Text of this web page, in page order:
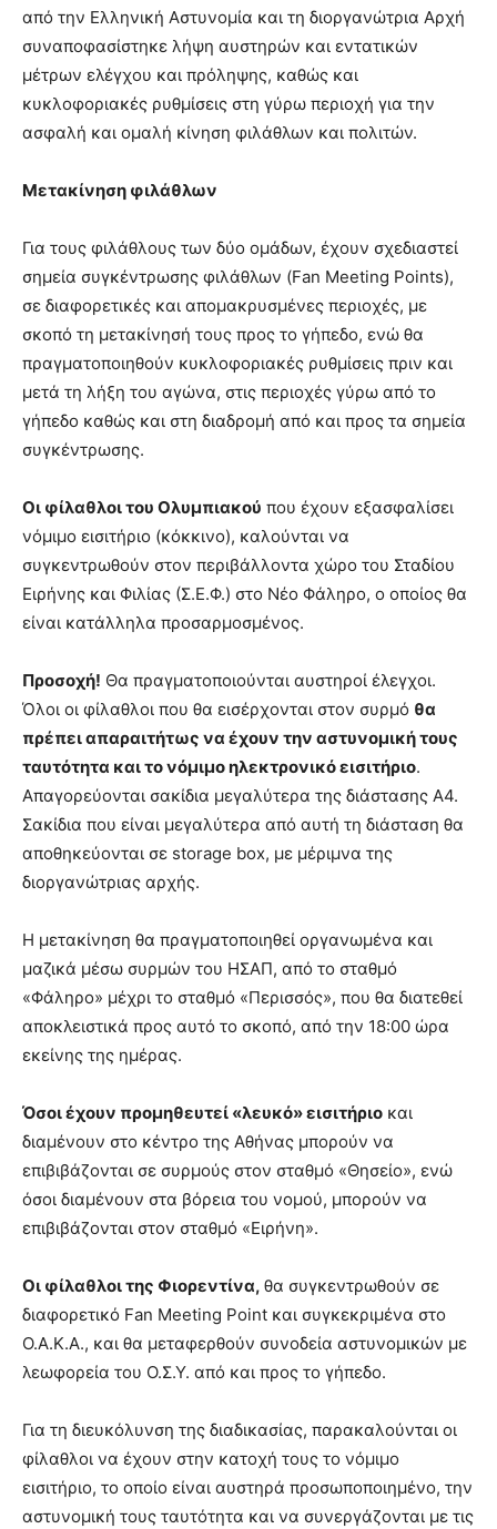
από την Ελληνική Αστυνομία και τη διοργανώτρια Αρχή
συναποφασίστηκε λήψη αυστηρών και εντατικών
μέτρων ελέγχου και πρόληψης, καθώς και
κυκλοφοριακές ρυθμίσεις στη γύρω περιοχή για την
ασφαλή και ομαλή κίνηση φιλάθλων και πολιτών.
Μετακίνηση φιλάθλων
Για τους φιλάθλους των δύο ομάδων, έχουν σχεδιαστεί
σημεία συγκέντρωσης φιλάθλων (Fan Meeting Points),
σε διαφορετικές και απομακρυσμένες περιοχές, με
σκοπό τη μετακίνησή τους προς το γήπεδο, ενώ θα
πραγματοποιηθούν κυκλοφοριακές ρυθμίσεις πριν και
μετά τη λήξη του αγώνα, στις περιοχές γύρω από το
γήπεδο καθώς και στη διαδρομή από και προς τα σημεία
συγκέντρωσης.
Οι φίλαθλοι του Ολυμπιακού που έχουν εξασφαλίσει
νόμιμο εισιτήριο (κόκκινο), καλούνται να
συγκεντρωθούν στον περιβάλλοντα χώρο του Σταδίου
Ειρήνης και Φιλίας (Σ.Ε.Φ.) στο Νέο Φάληρο, ο οποίος θα
είναι κατάλληλα προσαρμοσμένος.
Προσοχή! Θα πραγματοποιούνται αυστηροί έλεγχοι.
Όλοι οι φίλαθλοι που θα εισέρχονται στον συρμό θα
πρέπει απαραιτήτως να έχουν την αστυνομική τους
ταυτότητα και το νόμιμο ηλεκτρονικό εισιτήριο.
Απαγορεύονται σακίδια μεγαλύτερα της διάστασης Α4.
Σακίδια που είναι μεγαλύτερα από αυτή τη διάσταση θα
αποθηκεύονται σε storage box, με μέριμνα της
διοργανώτριας αρχής.
Η μετακίνηση θα πραγματοποιηθεί οργανωμένα και
μαζικά μέσω συρμών του ΗΣΑΠ, από το σταθμό
«Φάληρο» μέχρι το σταθμό «Περισσός», που θα διατεθεί
αποκλειστικά προς αυτό το σκοπό, από την 18:00 ώρα
εκείνης της ημέρας.
Όσοι έχουν προμηθευτεί «λευκό» εισιτήριο και
διαμένουν στο κέντρο της Αθήνας μπορούν να
επιβιβάζονται σε συρμούς στον σταθμό «Θησείο», ενώ
όσοι διαμένουν στα βόρεια του νομού, μπορούν να
επιβιβάζονται στον σταθμό «Ειρήνη».
Οι φίλαθλοι της Φιορεντίνα, θα συγκεντρωθούν σε
διαφορετικό Fan Meeting Point και συγκεκριμένα στο
Ο.Α.Κ.Α., και θα μεταφερθούν συνοδεία αστυνομικών με
λεωφορεία του Ο.Σ.Υ. από και προς το γήπεδο.
Για τη διευκόλυνση της διαδικασίας, παρακαλούνται οι
φίλαθλοι να έχουν στην κατοχή τους το νόμιμο
εισιτήριο, το οποίο είναι αυστηρά προσωποποιημένο, την
αστυνομική τους ταυτότητα και να συνεργάζονται με τις